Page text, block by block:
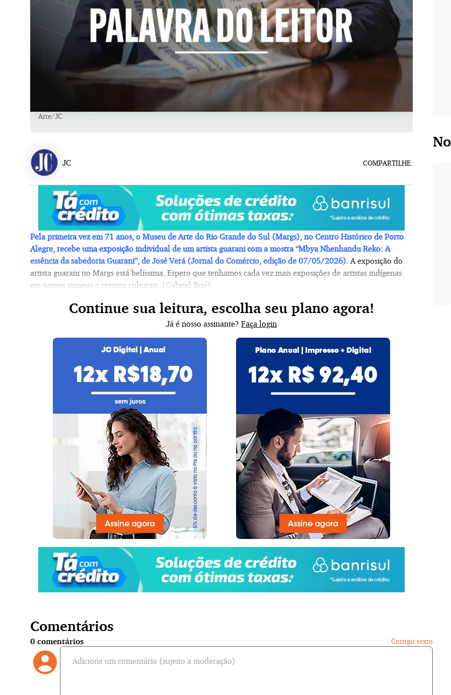
Arte/JC
COMPARTILHE:
JC
Pela primeira vez em 71 anos, o Museu de Arte do Rio Grande do Sul (Margs), no Centro Histórico de Porto
Alegre, recebe uma exposição individual de um artista guarani com a mostra “Mbya Nhenhandu Reko: A
essência da sabedoria Guarani”, de José Verá (Jornal do Comércio, edição de 07/05/2026). A exposição do
artista guarani no Margs está belíssima. Espero que tenhamos cada vez mais exposições de artistas indígenas
em nossos museus e centros culturais. (Gabriel Brié)
Continue sua leitura, escolha seu plano agora!
Já é nosso assinante? Faça login
Comentários
0 comentários Corrigir texto